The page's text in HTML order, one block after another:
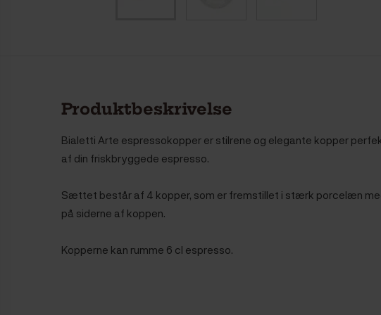
Produktbeskrivelse
Bialetti Arte espressokopper er stilrene og elegante kopper
af din friskbryggede espresso.
Sættet består af 4 kopper, som er fremstillet i stærk porcelæn
på siderne af koppen.
Kopperne kan rumme 6 cl espresso.